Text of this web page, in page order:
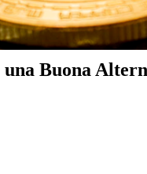
Buona